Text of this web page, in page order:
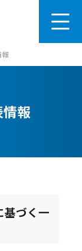
報
報
基づく一